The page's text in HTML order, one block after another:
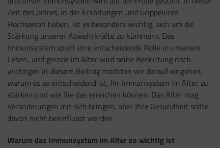
Zeit des Jahres, in der Erkältungen und Grippeviren
Hochsaison haben, ist es besonders wichtig, sich um die
Stärkung unserer Abwehrkräfte zu kümmern. Das
Immunsystem spielt eine entscheidende Rolle in unserem
Leben, und gerade im Alter wird seine Bedeutung noch
wichtiger. In diesem Beitrag möchten wir darauf eingehen,
warum es so entscheidend ist, Ihr Immunsystem im Alter zu
stärken und wie Sie das erreichen können. Das Alter mag
Veränderungen mit sich bringen, aber Ihre Gesundheit sollte
davon nicht beeinflusst werden.
Warum das Immunsystem im Alter so wichtig ist